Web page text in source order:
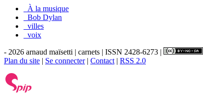
_À la musique
_Bob Dylan
_villes
_voix
- 2026 arnaud maïsetti | carnets | ISSN 2428-6273 |
Plan du site | Se connecter| Contact | RSS 2.0